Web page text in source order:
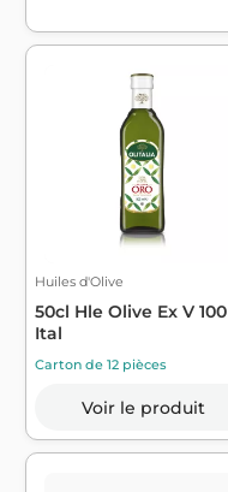
Huiles d'Olive
50cl Hle Olive Ex V 100
Ital
Carton de 12 pièces
Voir le produit